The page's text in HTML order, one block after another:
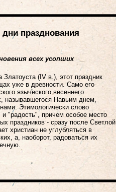
празднования
всех усопших
(IV в.), этот праздник
уже в древности. Само его
языческого весеннего
называвшегося Навьим днем,
Этимологически слово
"радость", причем особое место
праздников - сразу после Светлой
христиан не углубляться в
а, наоборот, радоваться их